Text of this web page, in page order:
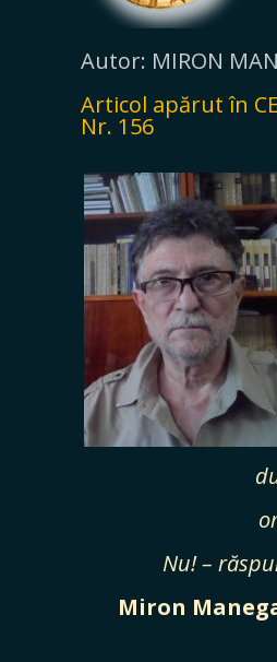
Autor: MIRON
Articol apărut în
Nr. 156
Nu! –
Miron